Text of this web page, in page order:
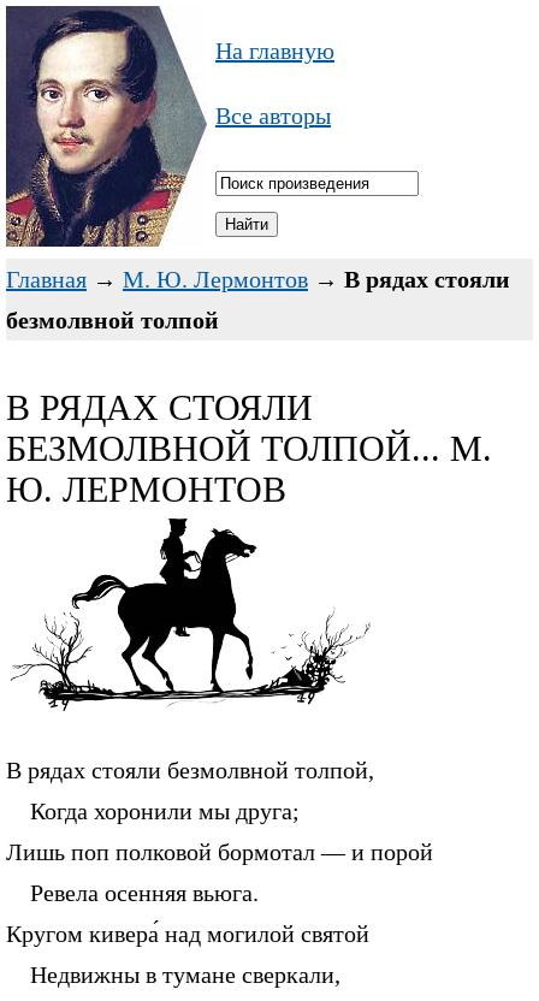
На главную
Все авторы
Главная → М. Ю. Лермонтов → В рядах стояли
безмолвной толпой
В РЯДАХ СТОЯЛИ
БЕЗМОЛВНОЙ ТОЛПОЙ... М.
Ю. ЛЕРМОНТОВ
В рядах стояли безмолвной толпой,
Когда хоронили мы друга;
Лишь поп полковой бормотал — и порой
Ревела осенняя вьюга.
Кругом кивера́ над могилой святой
Недвижны в тумане сверкали,